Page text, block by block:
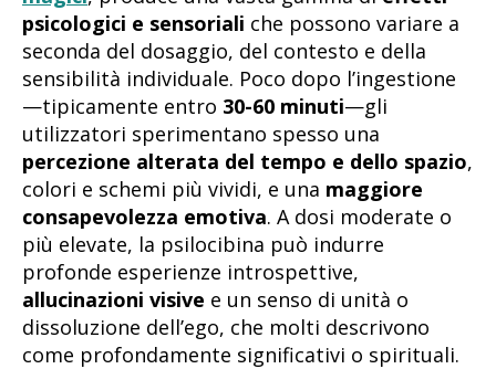
psicologici e sensoriali che possono variare a
seconda del dosaggio, del contesto e della
sensibilità individuale. Poco dopo l’ingestione
—tipicamente entro 30-60 minuti—gli
utilizzatori sperimentano spesso una
percezione alterata del tempo e dello spazio,
colori e schemi più vividi, e una maggiore
consapevolezza emotiva. A dosi moderate o
più elevate, la psilocibina può indurre
profonde esperienze introspettive,
allucinazioni visive e un senso di unità o
dissoluzione dell’ego, che molti descrivono
come profondamente significativi o spirituali.